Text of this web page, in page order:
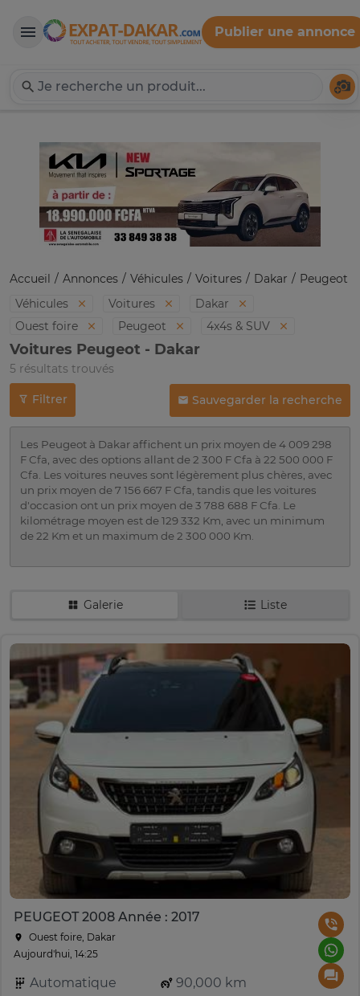
Expat-Dakar
Publier une annonce
Accueil Annonces Véhicules Voitures Dakar
Peugeot
Véhicules
Voitures
Dakar
Ouest foire
Peugeot 4x4s & SUV
Voitures Peugeot - Dakar
5 résultats trouvés
Filtrer Sauvegarder la recherche
Les Peugeot à Dakar affichent un prix moyen de 4 009 298
F Cfa, avec des options allant de 2 300 F Cfa à 22 500 000 F
Cfa. Les voitures neuves sont légèrement plus chères, avec
un prix moyen de 7 156 667 F Cfa, tandis que les voitures
d'occasion ont un prix moyen de 3 788 688 F Cfa. Le
kilométrage moyen est de 129 332 Km, avec un minimum
de 22 Km et un maximum de 2 300 000 Km.
Galerie Liste
PEUGEOT 2008 Année : 2017
Ouest foire, Dakar
Aujourd'hui, 14:25
Automatique
90,000 km